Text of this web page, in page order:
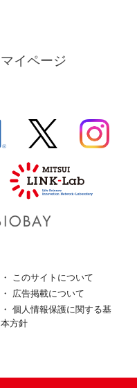
マイページ
このサイトについて
広告掲載について
個人情報保護に関する基
本方針